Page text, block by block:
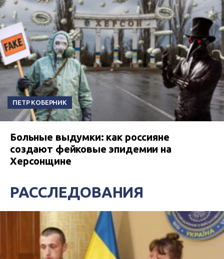
ПЕТР КОБЕРНИК
Больные выдумки: как россияне
создают фейковые эпидемии на
Херсонщине
РАССЛЕДОВАНИЯ